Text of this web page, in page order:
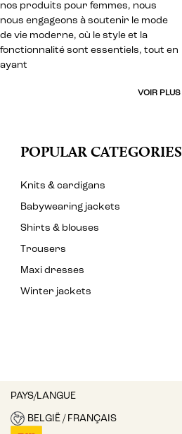
nos produits pour femmes, nous
nous engageons à soutenir le mode
de vie moderne, où le style et la
fonctionnalité sont essentiels, tout en
ayant
VOIR PLUS
POPULAR CATEGORIES
Knits & cardigans
Babywearing jackets
Shirts & blouses
Trousers
Maxi dresses
Winter jackets
PAYS/LANGUE
BELGIË / FRANÇAIS